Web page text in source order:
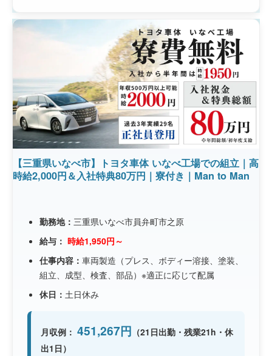
【三重県いなべ市】トヨタ車体 いなべ工場での組立｜高
時給2,000円＆入社特典80万円｜寮付き｜Man to Man
勤務地： 三重県いなべ市員弁町市之原
給与： 時給1,950円～
仕事内容： 車両製造（プレス、ボディー溶接、塗装、
組立、成型、検査、部品）※適正に応じて配属
休日： 土日休み
月収例： 451,267円 （21日出勤・残業21h・休
出1日）